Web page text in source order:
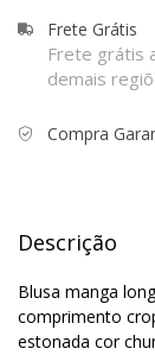
Frete Grátis
Frete grátis
demais
Compra
Descrição
Blusa manga
comprimento
estonada cor